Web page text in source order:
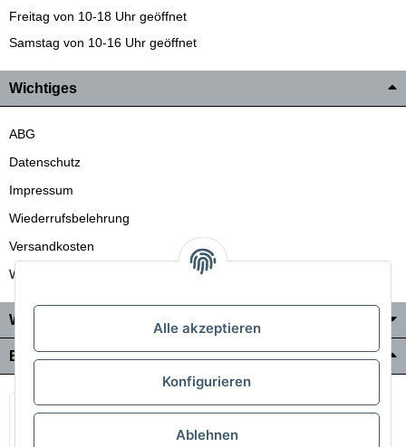
Freitag von 10-18 Uhr geöffnet
Samstag von 10-16 Uhr geöffnet
Wichtiges
ABG
Datenschutz
Impressum
Wiederrufsbelehrung
Versandkosten
Wir liefern auch in die Schweiz
Wo Sie uns finden
Bezahlung & Versand
Alle akzeptieren
Konfigurieren
Ablehnen